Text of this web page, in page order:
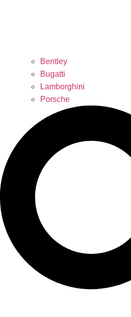
Bentley
Bugatti
Lamborghini
Porsche